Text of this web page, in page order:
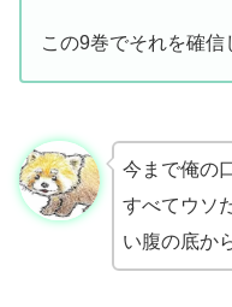
この9巻でそれを確信
今まで俺の
すべてウソ
い腹の底か